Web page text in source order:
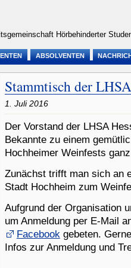
Hörbehinderter
ABSOLVENTEN
Stammtisch der
1. Juli 2016
Der Vorstand der LHSA
Bekannte zu einem
Hochheimer Weinfests
Zunächst trifft man sich an
Stadt Hochheim zum
Aufgrund der Organisation
um Anmeldung per E-Mail
Facebookgebeten.
Infos zur Anmeldung und